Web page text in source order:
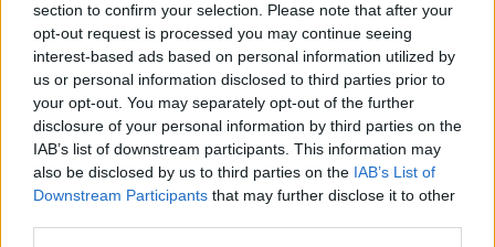
section to confirm your selection. Please note that after your
opt-out request is processed you may continue seeing
interest-based ads based on personal information utilized by
us or personal information disclosed to third parties prior to
your opt-out. You may separately opt-out of the further
disclosure of your personal information by third parties on the
IAB’s list of downstream participants. This information may
also be disclosed by us to third parties on the IAB’s List of
Downstream Participants that may further disclose it to other
Το 12% των θέσεων, περίπου 1.500, θα καλυφθούν
από άτομα μεειδικές ανάγκες,με μοριοδότηση,
είπε.
Τον Οκτώβριο, στον στενό δημόσιο τομέα,
υπήρχαν 567.699 υπάλληλοι, τόνισε.